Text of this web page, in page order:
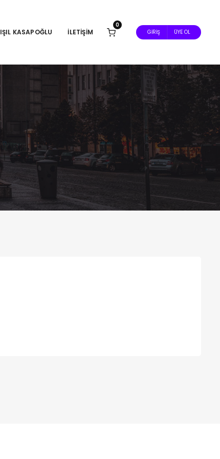
IŞIL KASAPOĞLU İLETIŞIM
0
GIRIŞ ÜYE OL